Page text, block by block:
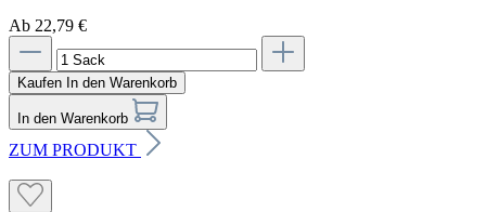
Ab 22,79 €
Kaufen In den Warenkorb
In den Warenkorb
ZUM PRODUKT